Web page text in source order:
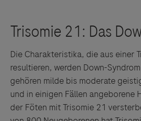
Die Charakteristika, die aus einer
resultieren, werden Down-
gehören milde bis moderate
und in einigen Fällen angeborene
der Föten mit Trisomie 21
Servicegedankens angeboten.
keine Meinung über den Inhalt von
lehnt ausdrücklich jegliche
Drittinformationen und deren